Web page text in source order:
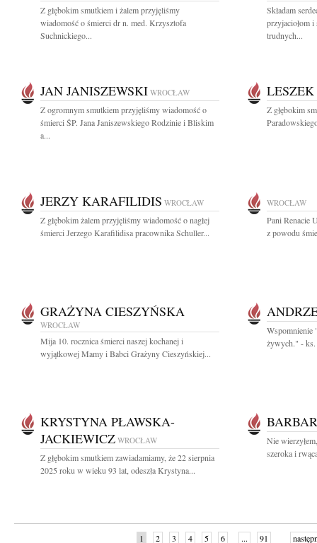
Z głębokim smutkiem i żalem przyjęliśmy
wiadomość o śmierci dr n. med. Krzysztofa
Suchnickiego...
Składam
przyjaciołom
trudnych...
JAN JANISZEWSKI WROCŁAW
Z ogromnym smutkiem przyjęliśmy wiadomość o
śmierci ŚP. Jana Janiszewskiego Rodzinie i Bliskim
a...
Z głębokim
JERZY KARAFILIDIS WROCŁAW
Z głębokim żalem przyjęliśmy wiadomość o nagłej
śmierci Jerzego Karafilidisa pracownika Schuller...
WROCŁAW
Pani Renacie
z powodu
GRAŻYNA CIESZYŃSKA
WROCŁAW
Mija 10. rocznica śmierci naszej kochanej i
wyjątkowej Mamy i Babci Grażyny Cieszyńskiej...
Wspomnienie
żywych." - ks.
KRYSTYNA PŁAWSKA-
JACKIEWICZ WROCŁAW
Z głębokim smutkiem zawiadamiamy, że 22 sierpnia
2025 roku w wieku 93 lat, odeszła Krystyna...
Nie
szeroka i
1 2 3 4 5 6 ... 91